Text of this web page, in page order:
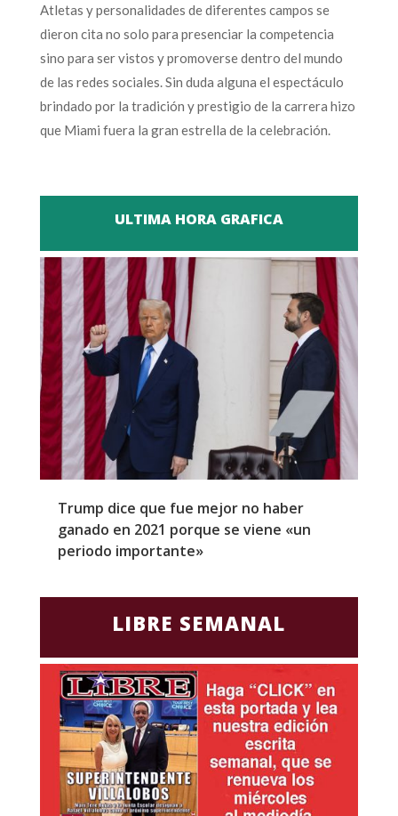
Atletas y personalidades de diferentes campos se
dieron cita no solo para presenciar la competencia
sino para ser vistos y promoverse dentro del mundo
de las redes sociales. Sin duda alguna el espectáculo
brindado por la tradición y prestigio de la carrera hizo
que Miami fuera la gran estrella de la celebración.
ULTIMA HORA GRAFICA
Trump dice que fue mejor no haber
ganado en 2021 porque se viene «un
periodo importante»
LIBRE SEMANAL